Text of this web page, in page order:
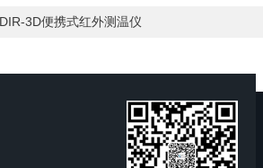
3D便携式红外测温仪